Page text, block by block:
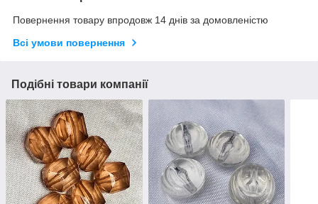
Повернення товару впродовж 14 днів за домовленістю
Всі умови повернення
Подібні товари компанії